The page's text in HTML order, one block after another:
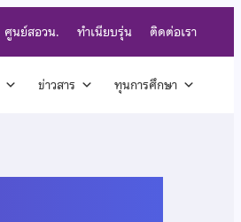
ศูนย์สอวน. ทำเนียบรุ่น ติดต่อเรา
ข่าวสาร ทุนการศึกษา